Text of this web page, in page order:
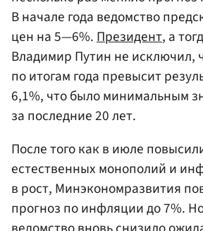
В начале года ведомство
цен на 5—6%.Президент, а
Владимир Путин не исключил,
по итогам года превысит
6,1%, что было минимальным
за последние 20 лет.
После того как в июле
естественных монополий и
в рост, Минэкономразвития
прогноз по инфляции до 7%.